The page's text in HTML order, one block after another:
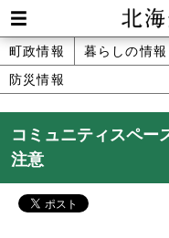
本
文
へ
メ
ュ
ー
Men
u
北海道 東神
メ
ニ
ュ
ー
町政情報 暮らしの情報
防災情報
コミュニティスペー
注意